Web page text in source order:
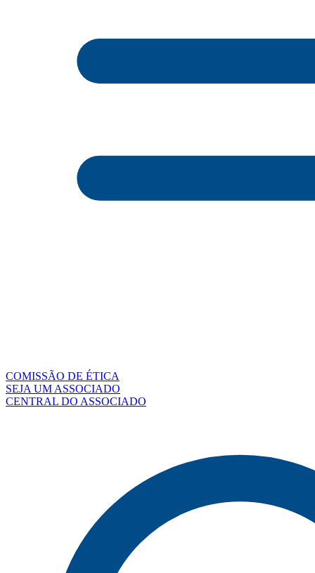
COMISSÃO DE ÉTICA
SEJA UM ASSOCIADO
CENTRAL DO ASSOCIADO